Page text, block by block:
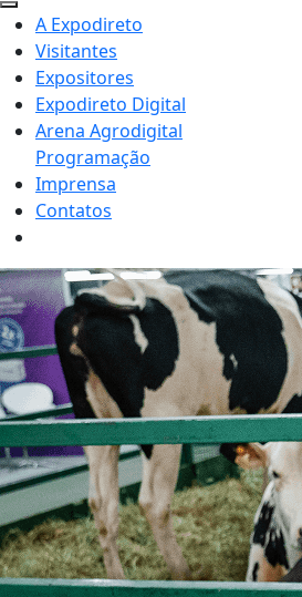
A Expodireto
Visitantes
Expositores
Expodireto Digital
Arena Agrodigital
Programação
Imprensa
Contatos